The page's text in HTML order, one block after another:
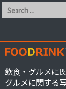
飲食・グルメに
グルメに関する